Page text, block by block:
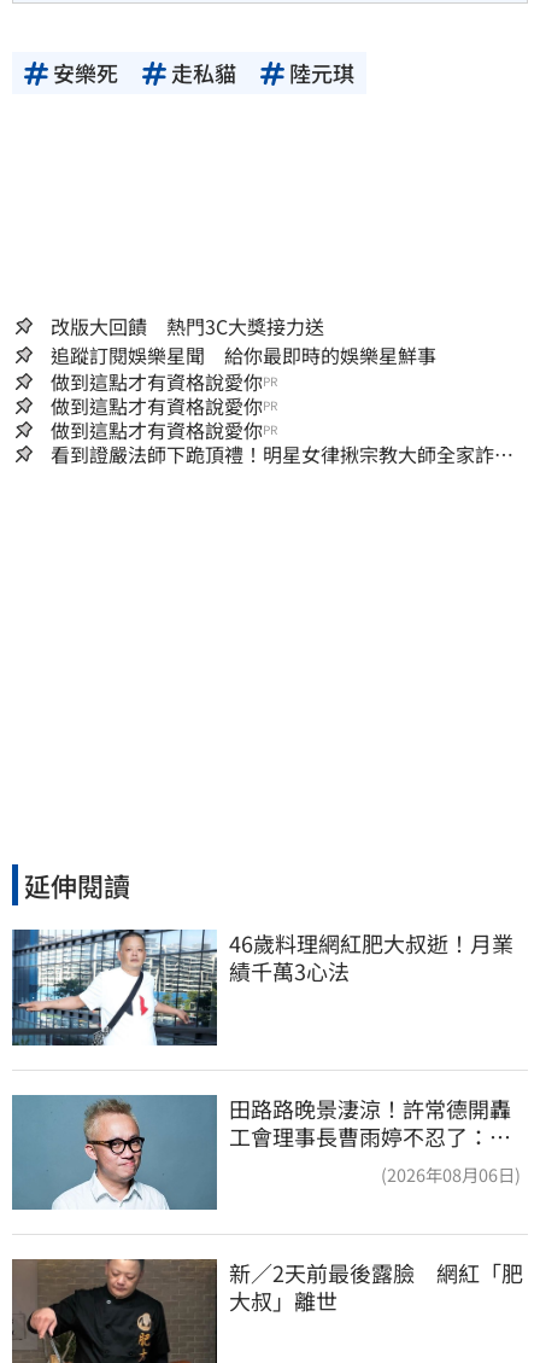
安樂死 走私貓 陸元琪
改版大回饋 熱門3C大獎接力送
追蹤訂閱娛樂星聞 給你最即時的娛樂星鮮事
做到這點才有資格說愛你PR
做到這點才有資格說愛你PR
做到這點才有資格說愛你PR
看到證嚴法師下跪頂禮！明星女律揪宗教大師全家詐慈
延伸閱讀
46歲料理網紅肥大叔逝！月業
績千萬3心法
田路路晚景淒涼！許常德開轟
工會理事長曹雨婷不忍了：別
(2026年08月06日)
新／2天前最後露臉　網紅「肥
大叔」離世